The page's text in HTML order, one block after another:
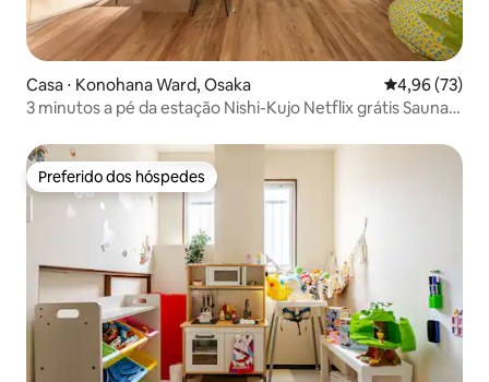
Casa ⋅ Konohana Ward, Osaka 4,96 de uma
4,96 (73)
3 minutos a pé da estação Nishi-Kujo Netflix grátis Sauna!
Preferido dos hóspedes
Preferido dos hóspedes